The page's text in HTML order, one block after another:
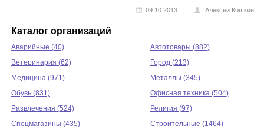
09.10.2013 Алексей Кошкин
Каталог организаций
Аварийные (40)
Автотовары (882)
Ветеринария (62)
Город (213)
Медицина (971)
Металлы (345)
Обувь (831)
Офисная техника (504)
Развлечения (524)
Религия (97)
Спецмагазины (435)
Строительные (1464)